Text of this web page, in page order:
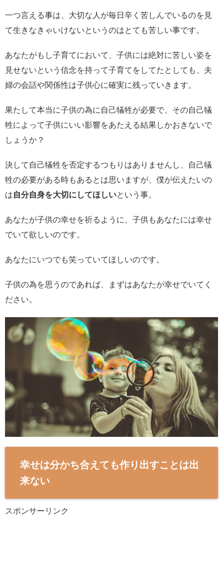
一つ言える事は、大切な人が毎日辛く苦しんでいるのを見
て生きなきゃいけないというのはとても苦しい事です。
あなたがもし子育てにおいて、子供には絶対に苦しい姿を
見せないという信念を持って子育てをしてたとしても、夫
婦の会話や関係性は子供心に確実に残っていきます。
果たして本当に子供の為に自己犠牲が必要で、その自己犠
牲によって子供にいい影響をあたえる結果しかおきないで
しょうか？
決して自己犠牲を否定するつもりはありませんし、自己犠
牲の必要がある時もあるとは思いますが、僕が伝えたいの
は自分自身を大切にしてほしいという事。
あなたが子供の幸せを祈るように、子供もあなたには幸せ
でいて欲しいのです。
あなたにいつでも笑っていてほしいのです。
子供の為を思うのであれば、まずはあなたが幸せでいてく
ださい。
幸せは分かち合えても作り出すことは出
来ない
スポンサーリンク